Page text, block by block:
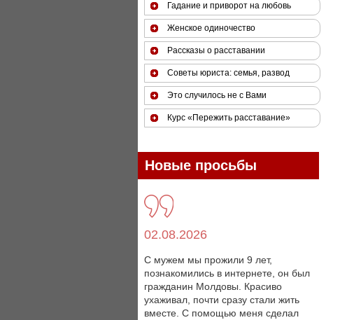
Гадание и приворот на любовь
Женское одиночество
Рассказы о расставании
Советы юриста: семья, развод
Это случилось не с Вами
Курс «Пережить расставание»
Новые просьбы
02.08.2026
С мужем мы прожили 9 лет,
познакомились в интернете, он был
гражданин Молдовы. Красиво
ухаживал, почти сразу стали жить
вместе. С помощью меня сделал